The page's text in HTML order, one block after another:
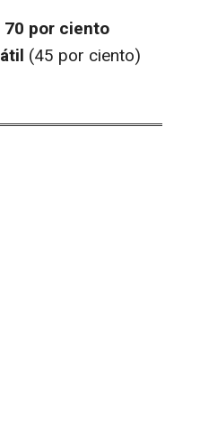
70 por ciento
(45 por ciento)